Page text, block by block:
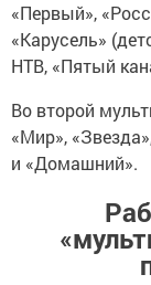
«Первый»,
«Карусель»
НТВ, «Пятый
Во второй
«Мир»,
и «Домашний».